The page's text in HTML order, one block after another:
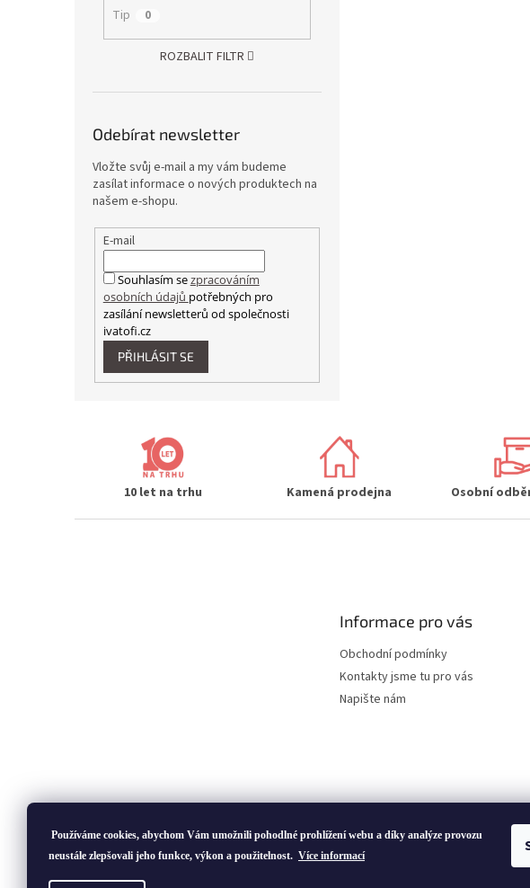
Používáme cookies, abychom Vám umožnili pohodlné prohlížení webu a díky analýze provozu
neustále zlepšovali jeho funkce, výkon a použitelnost. Více informací
Tip 0
ROZBALIT FILTR
Odebírat newsletter
Vložte svůj e-mail a my vám budeme
zasílat informace o nových produktech na
našem e-shopu.
E-mail
Souhlasím sezpracováním
osobních údajů potřebných pro
zasílání newsletterů od společnosti
ivatofi.cz
PŘIHLÁSIT SE
10 let na trhu Kamená prodejna Osobní
Informace pro vás
Obchodní podmínky
Kontakty jsme tu pro vás
Napište nám